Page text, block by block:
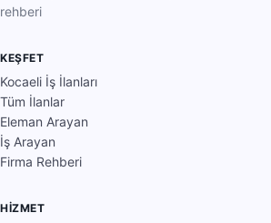
rehberi
KEŞFET
Kocaeli İş İlanları
Tüm İlanlar
Eleman Arayan
İş Arayan
Firma Rehberi
HIZMET